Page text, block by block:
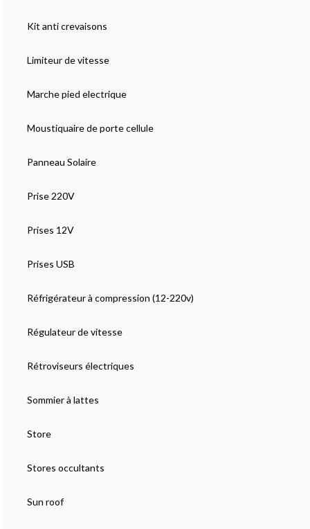
Kit anti crevaisons
Limiteur de vitesse
Marche pied electrique
Moustiquaire de porte cellule
Panneau Solaire
Prise 220V
Prises 12V
Prises USB
Réfrigérateur à compression (12-220v)
Régulateur de vitesse
Rétroviseurs électriques
Sommier à lattes
Store
Stores occultants
Sun roof